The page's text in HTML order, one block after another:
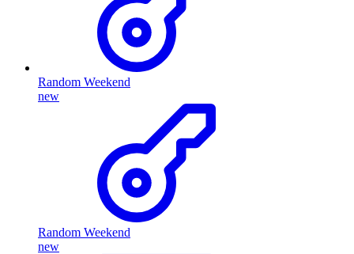
Random Weekend
new
Random Weekend
new